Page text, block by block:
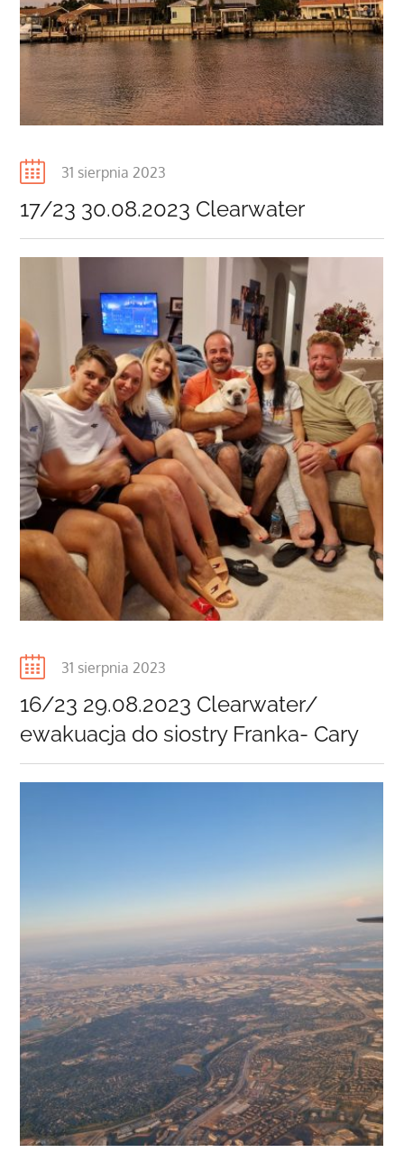
Posted
31 sierpnia 2023
17/23 30.08.2023 Clearwater
Posted
31 sierpnia 2023
16/23 29.08.2023 Clearwater/
ewakuacja do siostry Franka- Cary